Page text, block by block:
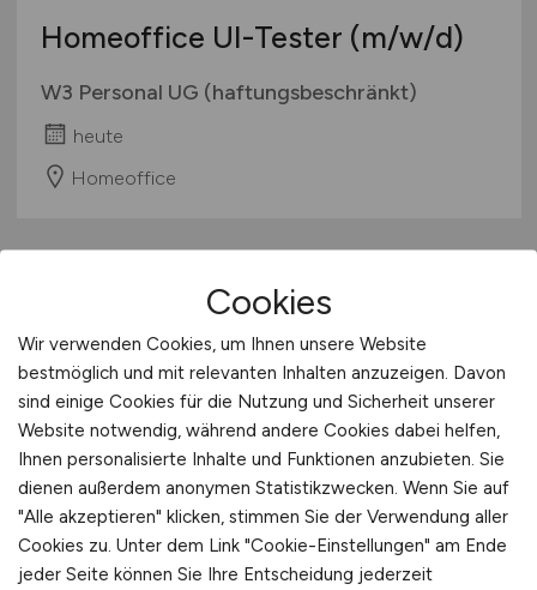
Studentenjobs / Werkstudenten
Praktikum
Mecklenburg-Vorpommern
Nordrhein-Westfalen
Rheinland-Pfalz
Saarland
Sachsen-Anhalt
Deutschlandweit
Österreich
Schweiz
Europa
International
Homeoffice UI-Tester (m/w/d)
W3 Personal UG (haftungsbeschränkt)
heute
Homeoffice
Cookies
Wir verwenden Cookies, um Ihnen unsere Website
bestmöglich und mit relevanten Inhalten anzuzeigen. Davon
sind einige Cookies für die Nutzung und Sicherheit unserer
Website notwendig, während andere Cookies dabei helfen,
Ihnen personalisierte Inhalte und Funktionen anzubieten. Sie
dienen außerdem anonymen Statistikzwecken. Wenn Sie auf
"Alle akzeptieren" klicken, stimmen Sie der Verwendung aller
Cookies zu. Unter dem Link "Cookie-Einstellungen" am Ende
jeder Seite können Sie Ihre Entscheidung jederzeit